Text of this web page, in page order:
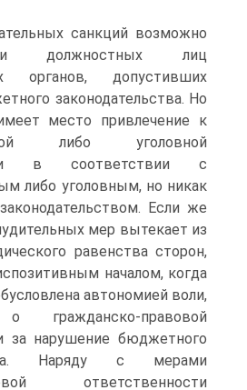
санкций возможно
должностных лиц
органов, допустивших
законодательства. Но
место привлечение к
либо уголовной
в соответствии с
либо уголовным, но никак
Если же
мер вытекает из
равенства сторон,
началом, когда
автономией воли,
правовой
за нарушение бюджетного
Наряду с мерами
ответственности